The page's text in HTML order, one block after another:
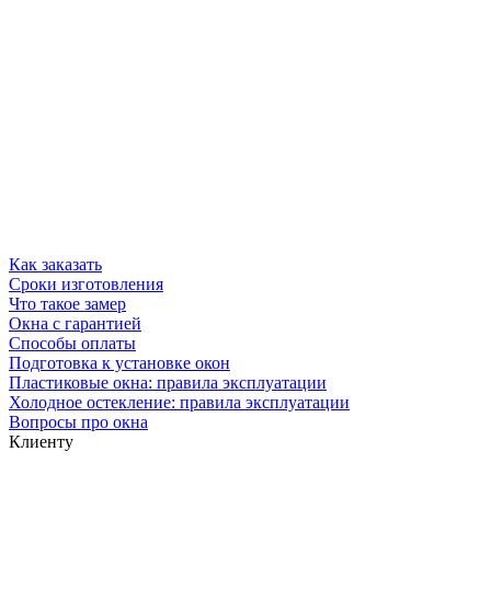
Как заказать
Сроки изготовления
Что такое замер
Окна с гарантией
Способы оплаты
Подготовка к установке окон
Пластиковые окна: правила эксплуатации
Холодное остекление: правила эксплуатации
Вопросы про окна
Клиенту